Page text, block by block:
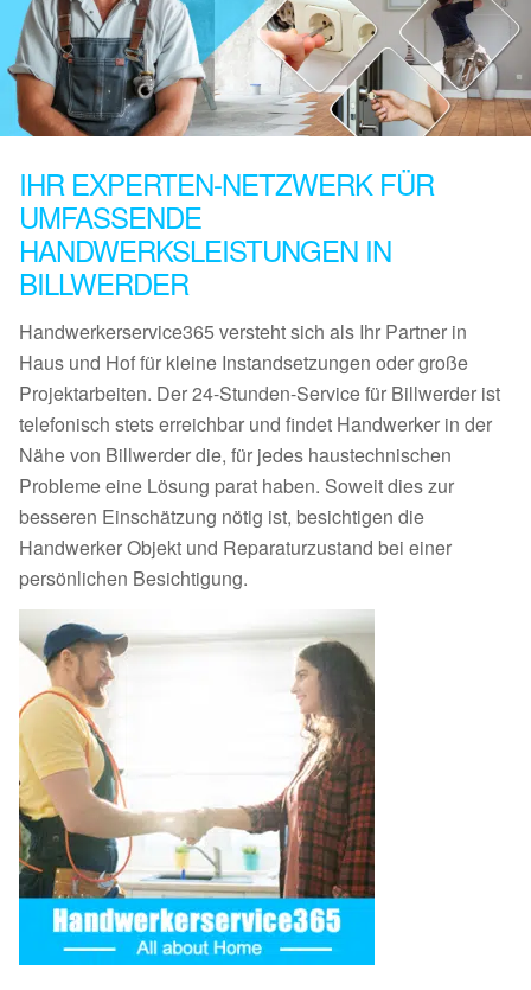
IHR EXPERTEN-NETZWERK FÜR
UMFASSENDE
HANDWERKSLEISTUNGEN IN
BILLWERDER
Handwerkerservice365 versteht sich als Ihr Partner in
Haus und Hof für kleine Instandsetzungen oder große
Projektarbeiten. Der 24-Stunden-Service für Billwerder ist
telefonisch stets erreichbar und findet Handwerker in der
Nähe von Billwerder die, für jedes haustechnischen
Probleme eine Lösung parat haben. Soweit dies zur
besseren Einschätzung nötig ist, besichtigen die
Handwerker Objekt und Reparaturzustand bei einer
persönlichen Besichtigung.